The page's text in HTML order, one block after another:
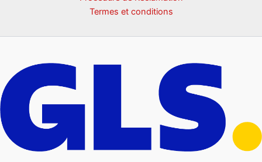
Termes et conditions